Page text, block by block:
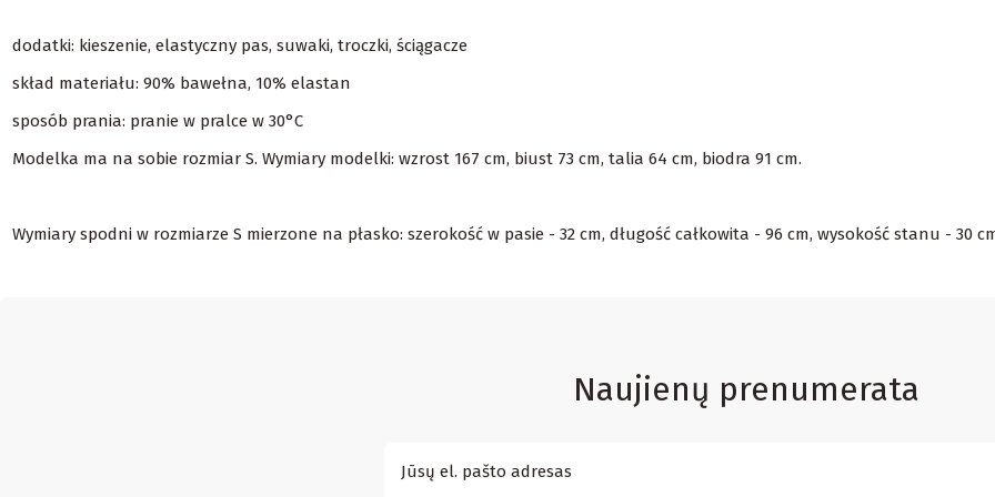
dodatki: kieszenie, elastyczny pas, suwaki, troczki, ściągacze
skład materiału: 90% bawełna, 10% elastan
sposób prania: pranie w pralce w 30°C
Modelka ma na sobie rozmiar S. Wymiary modelki: wzrost 167 cm, biust 73 cm, talia 64 cm, biodra 91 cm.
Wymiary spodni w rozmiarze S mierzone na płasko: szerokość w pasie - 32 cm, długość całkowita - 96 cm, wysokość stanu - 30
Naujienų prenumerata